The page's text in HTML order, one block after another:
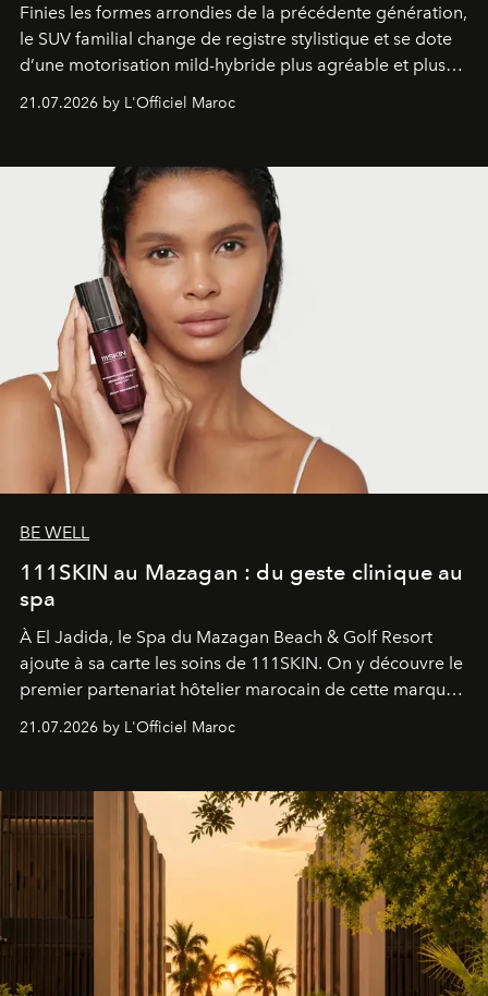
Finies les formes arrondies de la précédente génération,
le SUV familial change de registre stylistique et se dote
d’une motorisation mild-hybride plus agréable et plus
gagné en maturité.
21.07.2026 by L'Officiel Maroc
BE WELL
111SKIN au Mazagan : du geste clinique au
spa
À El Jadida, le Spa du Mazagan Beach & Golf Resort
ajoute à sa carte les soins de 111SKIN. On y découvre le
premier partenariat hôtelier marocain de cette marque
londonien et construite depuis autour d'un actif breveté,
21.07.2026 by L'Officiel Maroc